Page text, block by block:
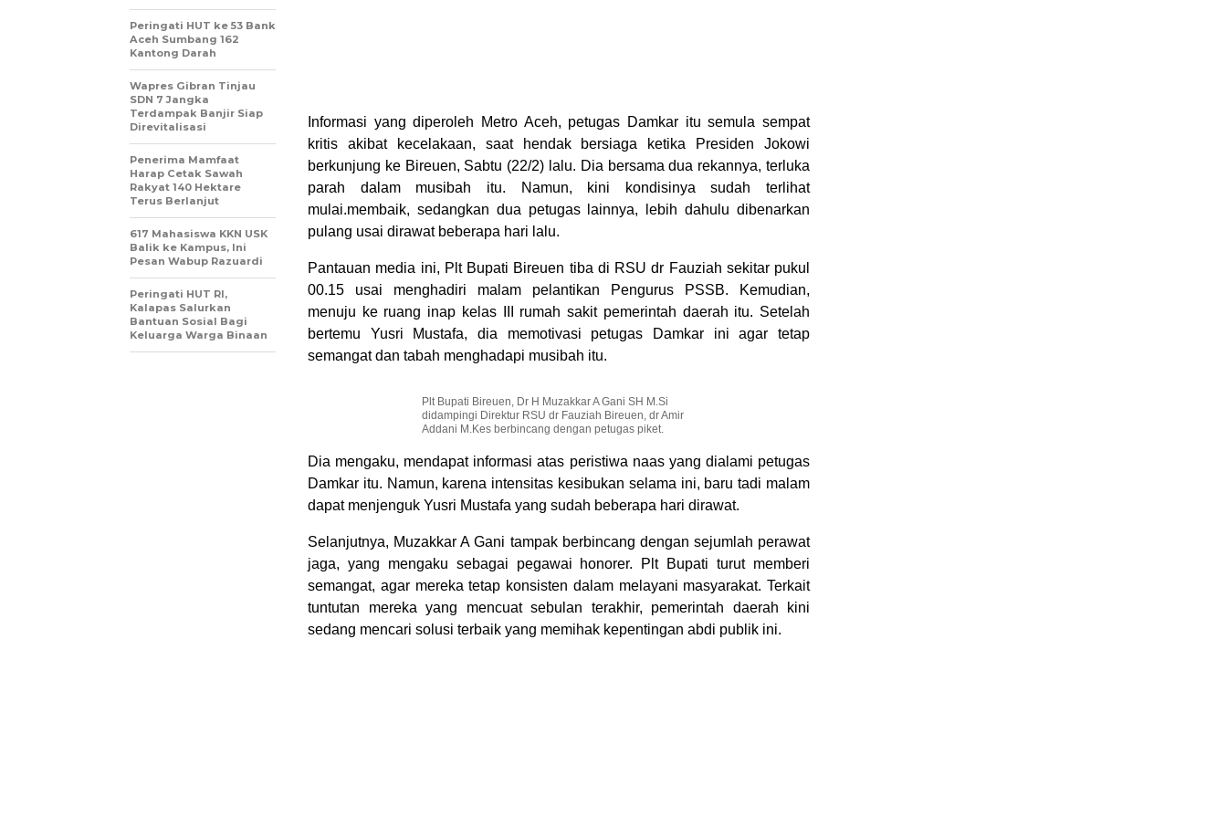
Informasi yang diperoleh Metro Aceh, petugas Damkar itu semula sempat
kritis akibat kecelakaan, saat hendak bersiaga ketika Presiden Jokowi
berkunjung ke Bireuen, Sabtu (22/2) lalu. Dia bersama dua rekannya, terluka
parah dalam musibah itu. Namun, kini kondisinya sudah terlihat
mulai.membaik, sedangkan dua petugas lainnya, lebih dahulu dibenarkan
pulang usai dirawat beberapa hari lalu.
Pantauan media ini, Plt Bupati Bireuen tiba di RSU dr Fauziah sekitar pukul
00.15 usai menghadiri malam pelantikan Pengurus PSSB. Kemudian,
menuju ke ruang inap kelas III rumah sakit pemerintah daerah itu. Setelah
bertemu Yusri Mustafa, dia memotivasi petugas Damkar ini agar tetap
semangat dan tabah menghadapi musibah itu.
Plt Bupati Bireuen, Dr H Muzakkar A Gani SH M.Si
didampingi Direktur RSU dr Fauziah Bireuen, dr Amir
Addani M.Kes berbincang dengan petugas piket.
Dia mengaku, mendapat informasi atas peristiwa naas yang dialami petugas
Damkar itu. Namun, karena intensitas kesibukan selama ini, baru tadi malam
dapat menjenguk Yusri Mustafa yang sudah beberapa hari dirawat.
Selanjutnya, Muzakkar A Gani tampak berbincang dengan sejumlah perawat
jaga, yang mengaku sebagai pegawai honorer. Plt Bupati turut memberi
semangat, agar mereka tetap konsisten dalam melayani masyarakat. Terkait
tuntutan mereka yang mencuat sebulan terakhir, pemerintah daerah kini
sedang mencari solusi terbaik yang memihak kepentingan abdi publik ini.
Peringati HUT ke 53 Bank
Aceh Sumbang 162
Kantong Darah
Wapres Gibran Tinjau
SDN 7 Jangka
Terdampak Banjir Siap
Direvitalisasi
Penerima Mamfaat
Harap Cetak Sawah
Rakyat 140 Hektare
Terus Berlanjut
617 Mahasiswa KKN USK
Balik ke Kampus, Ini
Pesan Wabup Razuardi
Peringati HUT RI,
Kalapas Salurkan
Bantuan Sosial Bagi
Keluarga Warga Binaan